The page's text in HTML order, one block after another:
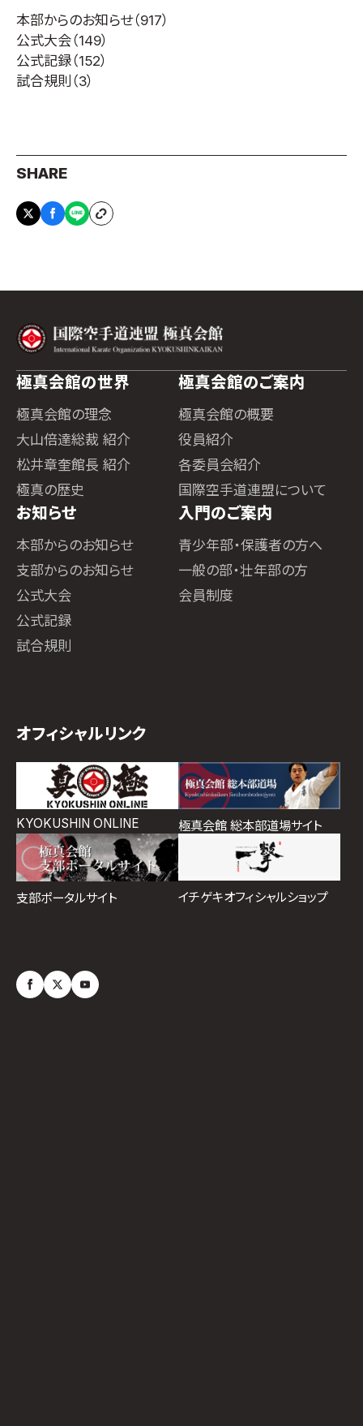
本部からのお知らせ（917）
公式大会（149）
公式記録（152）
試合規則 （3）
SHARE
極真会館の世界
極真会館の理念
大山倍達総裁 紹介
松井章奎館長 紹介
極真の歴史
極真会館のご案内
極真会館の概要
役員紹介
各委員会紹介
国際空手道連盟について
お知らせ
本部からのお知らせ
支部からのお知らせ
公式大会
公式記録
試合規則
入門のご案内
青少年部・保護者の方へ
一般の部・壮年部の方
会員制度
オフィシャルリンク
KYOKUSHIN ONLINE 極真会館 総本部道場サイト
支部ポータルサイト イチゲキオフィシャルショップ